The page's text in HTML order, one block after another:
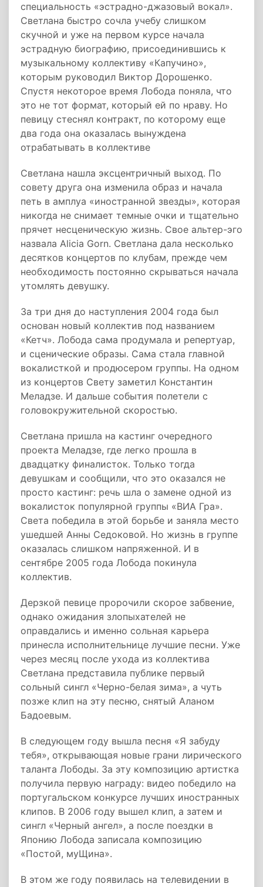
специальность «эстрадно-джазовый вокал».
Светлана быстро сочла учебу слишком
скучной и уже на первом курсе начала
эстрадную биографию, присоединившись к
музыкальному коллективу «Капучино»,
которым руководил Виктор Дорошенко.
Спустя некоторое время Лобода поняла, что
это не тот формат, который ей по нраву. Но
певицу стеснял контракт, по которому еще
два года она оказалась вынуждена
отрабатывать в коллективе
Светлана нашла эксцентричный выход. По
совету друга она изменила образ и начала
петь в амплуа «иностранной звезды», которая
никогда не снимает темные очки и тщательно
прячет несценическую жизнь. Свое альтер-эго
назвала Alicia Gorn. Светлана дала несколько
десятков концертов по клубам, прежде чем
необходимость постоянно скрываться начала
утомлять девушку.
За три дня до наступления 2004 года был
основан новый коллектив под названием
«Кетч». Лобода сама продумала и репертуар,
и сценические образы. Сама стала главной
вокалисткой и продюсером группы. На одном
из концертов Свету заметил Константин
Меладзе. И дальше события полетели с
головокружительной скоростью.
Светлана пришла на кастинг очередного
проекта Меладзе, где легко прошла в
двадцатку финалисток. Только тогда
девушкам и сообщили, что это оказался не
просто кастинг: речь шла о замене одной из
вокалисток популярной группы «ВИА Гра».
Света победила в этой борьбе и заняла место
ушедшей Анны Седоковой. Но жизнь в группе
оказалась слишком напряженной. И в
сентябре 2005 года Лобода покинула
коллектив.
Дерзкой певице пророчили скорое забвение,
однако ожидания злопыхателей не
оправдались и именно сольная карьера
принесла исполнительнице лучшие песни. Уже
через месяц после ухода из коллектива
Светлана представила публике первый
сольный сингл «Черно-белая зима», а чуть
позже клип на эту песню, снятый Аланом
Бадоевым.
В следующем году вышла песня «Я забуду
тебя», открывающая новые грани лирического
таланта Лободы. За эту композицию артистка
получила первую награду: видео победило на
португальском конкурсе лучших иностранных
клипов. В 2006 году вышел клип, а затем и
сингл «Черный ангел», а после поездки в
Японию Лобода записала композицию
«Постой, муЩина».
В этом же году появилась на телевидении в